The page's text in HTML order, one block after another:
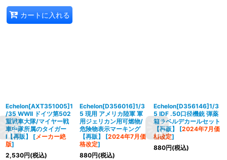
カートに入れる
Echelon[AXT351005]1
/35 WWII ドイツ第502
重戦車大隊/マイヤー戦
車中隊所属のタイガー
I【再販】
[メーカー絶
版]
2,530円(税込)
Echelon[D356016]1/3
5 現用 アメリカ陸軍 軍
用ジェリカン用可燃物/
危険物表示マーキング
【再販】
[2024年7月価
格改定]
880円(税込)
Echelon[D356146]1/3
5 IDF .50口径機銃 弾薬
箱ラベルデカールセット
【再販】
[2024年7月価
格改定]
880円(税込)